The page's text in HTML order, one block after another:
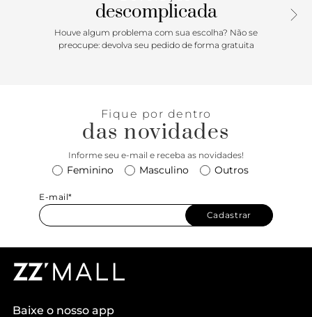
O tênis em versão infantil vem com cano alto, perfeito para
toque divertido nos looks e vai ser o companheiro ideal
para as suas aventuras!
descomplicada
Houve algum problema com sua escolha? Não se
preocupe: devolva seu pedido de forma gratuita
Fique por dentro
das novidades
Informe seu e-mail e receba as novidades!
Feminino Masculino Outros
E-mail*
Cadastrar
Baixe o nosso app